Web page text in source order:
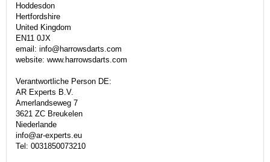
Hoddesdon
Hertfordshire
United Kingdom
EN11 0JX
email: info@harrowsdarts.com
website: www.harrowsdarts.com
Verantwortliche Person DE:
AR Experts B.V.
Amerlandseweg 7
3621 ZC Breukelen
Niederlande
info@ar-experts.eu
Tel: 0031850073210